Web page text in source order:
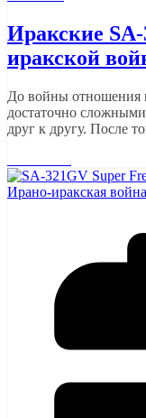
Иракские
иракской
До войны
достаточно
друг к другу. После
Ирано-иракская война